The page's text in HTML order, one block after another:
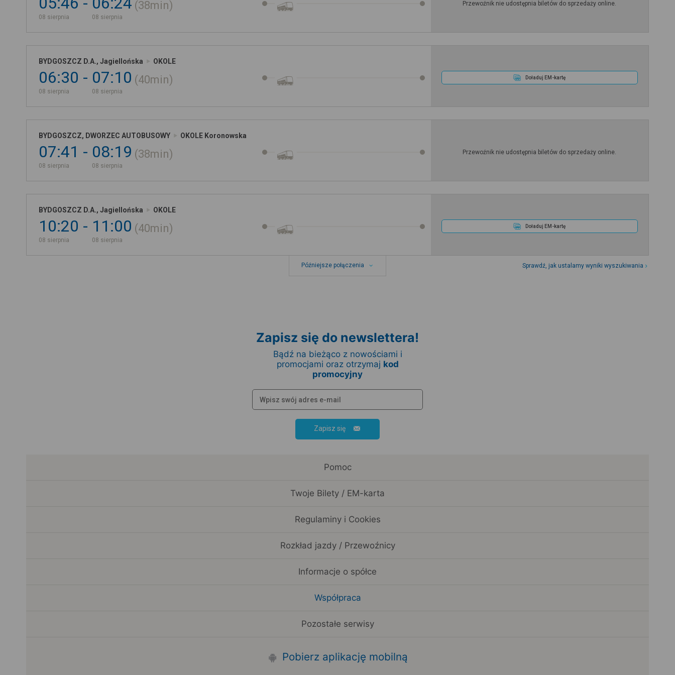
08 sierpnia 08 sierpnia
38min Przewoźnik nie udostępnia biletów do sprzedaży online.
BYDGOSZCZ D.A., Jagiellońska OKOLE
06:30
08 sierpnia
07:10
08 sierpnia
40min Doładuj EM-kartę
BYDGOSZCZ, DWORZEC AUTOBUSOWY OKOLE Koronowska
07:41
08 sierpnia
08:19
08 sierpnia
38min Przewoźnik nie udostępnia biletów do sprzedaży online.
BYDGOSZCZ D.A., Jagiellońska OKOLE
10:20
08 sierpnia
11:00
08 sierpnia
40min Doładuj EM-kartę
Późniejsze połączenia Sprawdź, jak ustalamy wyniki wyszukiwania
Zapisz się do newslettera!
Bądź na bieżąco z nowościami i
promocjami oraz otrzymaj kod
promocyjny
Zapisz się
Pomoc
Twoje Bilety / EM-karta
Regulaminy i Cookies
Rozkład jazdy / Przewoźnicy
Informacje o spółce
Współpraca
Pozostałe serwisy
Pobierz aplikację mobilną